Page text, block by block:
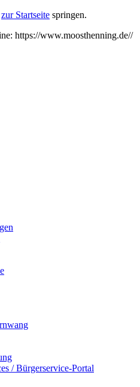
zur Startseite springen.
https://www.moosthenning.de//
/ Bürgerservice-Portal